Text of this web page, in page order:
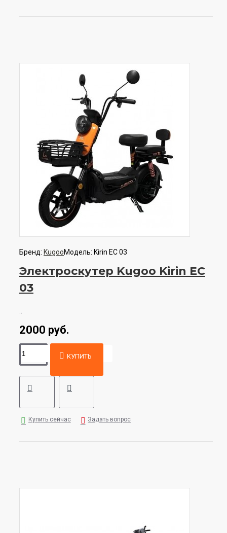
Бренд: KugooМодель: Kirin EC 03
Электроскутер Kugoo Kirin EC
03
2000 руб.
КУПИТЬ
Купить сейчас Задать вопрос